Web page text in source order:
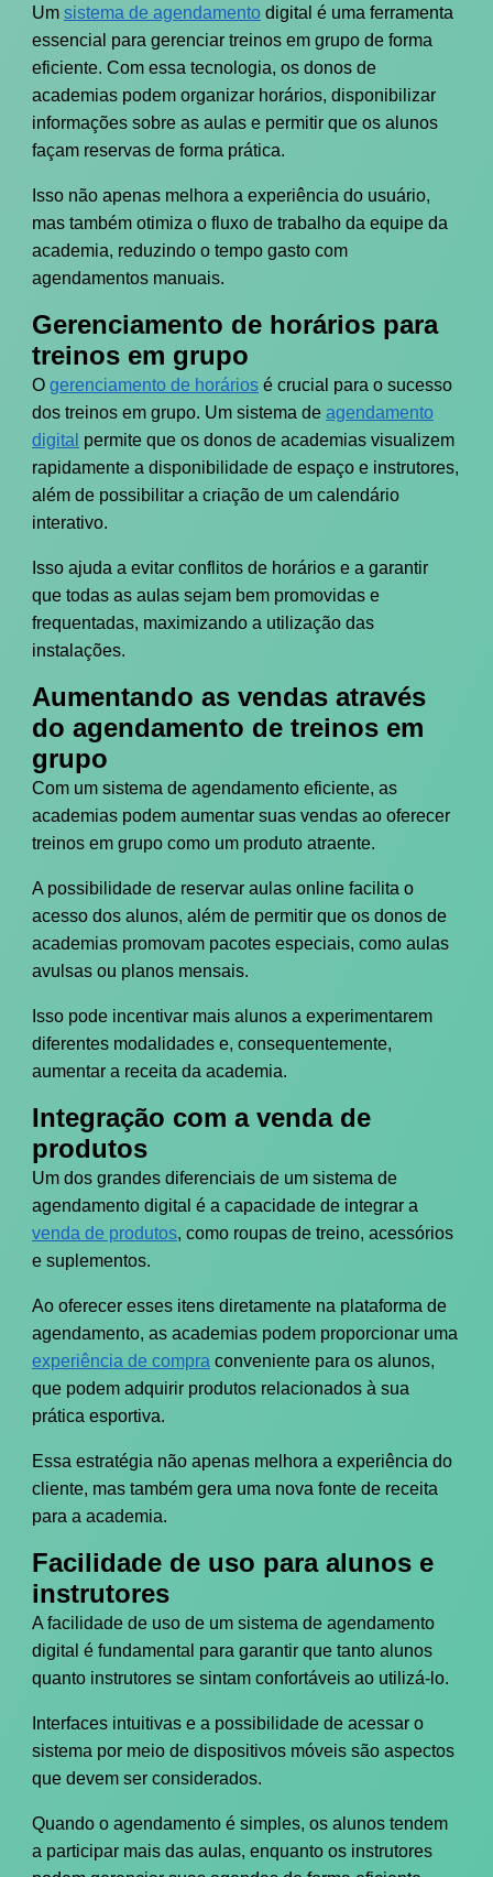
Um sistema de agendamento digital é uma ferramenta
essencial para gerenciar treinos em grupo de forma
eficiente. Com essa tecnologia, os donos de
academias podem organizar horários, disponibilizar
informações sobre as aulas e permitir que os alunos
façam reservas de forma prática.
Isso não apenas melhora a experiência do usuário,
mas também otimiza o fluxo de trabalho da equipe da
academia, reduzindo o tempo gasto com
agendamentos manuais.
Gerenciamento de horários para
treinos em grupo
O gerenciamento de horáriosé crucial para o sucesso
dos treinos em grupo. Um sistema de agendamento
digital permite que os donos de academias visualizem
rapidamente a disponibilidade de espaço e instrutores,
além de possibilitar a criação de um calendário
interativo.
Isso ajuda a evitar conflitos de horários e a garantir
que todas as aulas sejam bem promovidas e
frequentadas, maximizando a utilização das
instalações.
Aumentando as vendas através
do agendamento de treinos em
grupo
Com um sistema de agendamento eficiente, as
academias podem aumentar suas vendas ao oferecer
treinos em grupo como um produto atraente.
A possibilidade de reservar aulas online facilita o
acesso dos alunos, além de permitir que os donos de
academias promovam pacotes especiais, como aulas
avulsas ou planos mensais.
Isso pode incentivar mais alunos a experimentarem
diferentes modalidades e, consequentemente,
aumentar a receita da academia.
Integração com a venda de
produtos
Um dos grandes diferenciais de um sistema de
agendamento digital é a capacidade de integrar a
venda de produtos, como roupas de treino, acessórios
e suplementos.
Ao oferecer esses itens diretamente na plataforma de
agendamento, as academias podem proporcionar uma
experiência de compra conveniente para os alunos,
que podem adquirir produtos relacionados à sua
prática esportiva.
Essa estratégia não apenas melhora a experiência do
cliente, mas também gera uma nova fonte de receita
para a academia.
Facilidade de uso para alunos e
instrutores
A facilidade de uso de um sistema de agendamento
digital é fundamental para garantir que tanto alunos
quanto instrutores se sintam confortáveis ao utilizá-lo.
Interfaces intuitivas e a possibilidade de acessar o
sistema por meio de dispositivos móveis são aspectos
que devem ser considerados.
Quando o agendamento é simples, os alunos tendem
a participar mais das aulas, enquanto os instrutores